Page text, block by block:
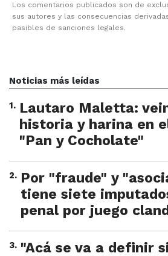
Los comentarios publicados son de
sus autores y las consecuencias
pasibles de sanciones legales.
Noticias más leídas
1. Lautaro Maletta:
historia y harina en
"Pan y Cocholate"
2. Por "fraude" y
tiene siete
penal por juego
3. "Acá se va a definir